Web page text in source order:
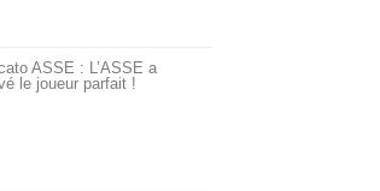
ASSE : L’ASSE a
le joueur parfait !